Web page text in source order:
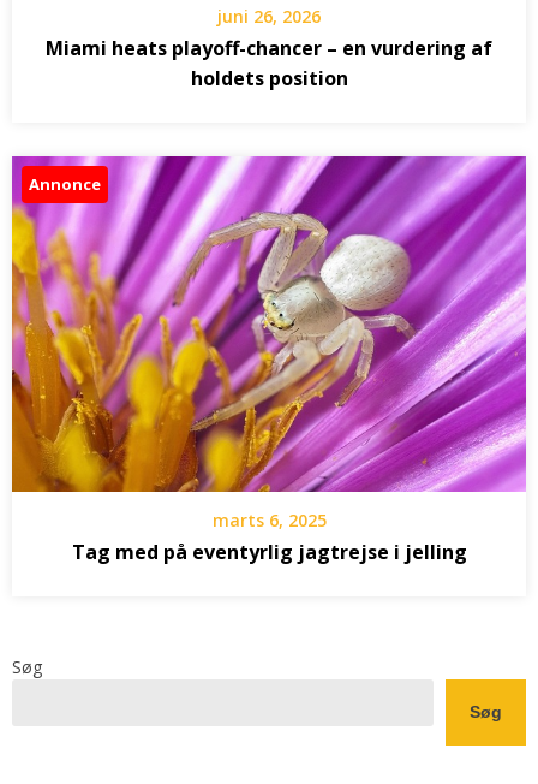
juni 26, 2026
Miami heats playoff-chancer – en vurdering af
holdets position
Annonce
marts 6, 2025
Tag med på eventyrlig jagtrejse i jelling
Søg
Søg